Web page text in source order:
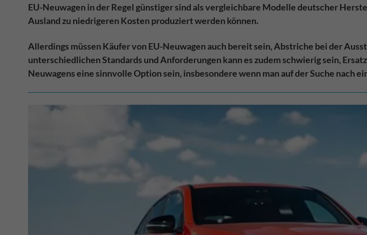
EU-Neuwagen in der Regel günstiger sind als vergleichbare Modelle deutscher
Ausland zu niedrigeren Kosten produziert werden können.
Allerdings müssen Käufer von EU-Neuwagen auch bereit sein, Abstriche bei der
unterschiedlichen Standards und Anforderungen kann es zudem schwierig sein,
Neuwagens eine sinnvolle Option sein, insbesondere wenn man auf der Suche nach